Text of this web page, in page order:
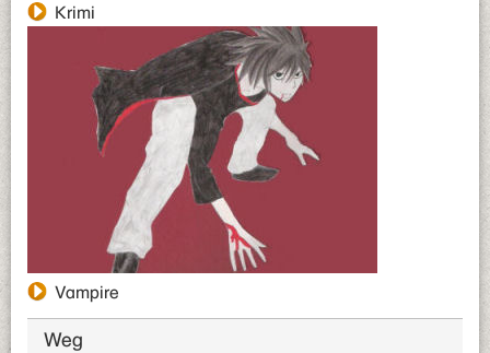
Krimi
Vampire
Weg